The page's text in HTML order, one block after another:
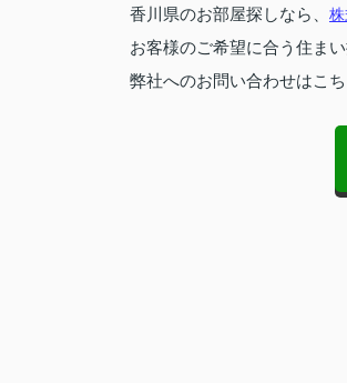
香川県のお部屋探しなら、
お客様のご希望に合う住ま
弊社へのお問い合わせはこ